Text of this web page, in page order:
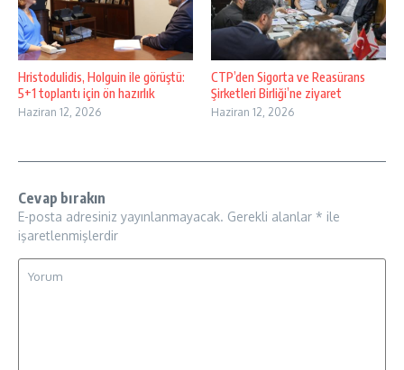
Hristodulidis, Holguin ile görüştü:
5+1 toplantı için ön hazırlık
Haziran 12, 2026
CTP’den Sigorta ve Reasürans
Şirketleri Birliği’ne ziyaret
Haziran 12, 2026
Cevap bırakın
E-posta adresiniz yayınlanmayacak. Gerekli alanlar * ile
işaretlenmişlerdir